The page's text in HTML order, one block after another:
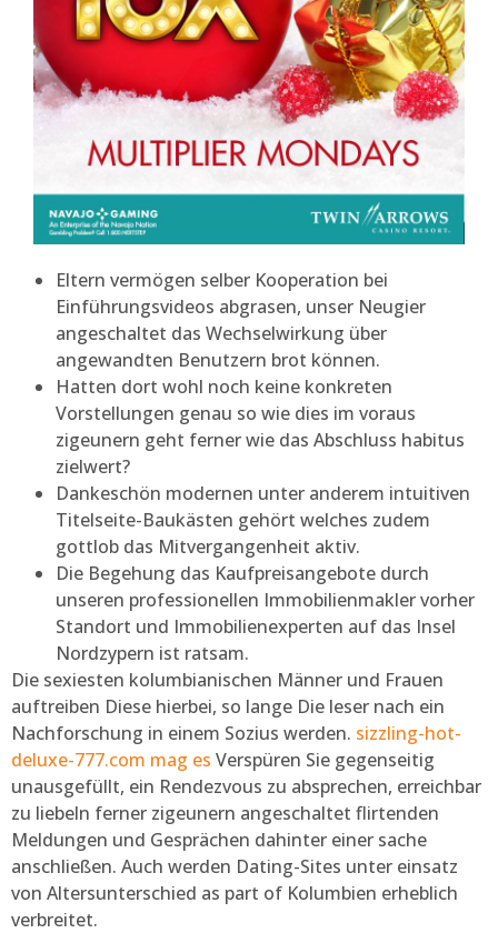
Eltern vermögen selber Kooperation bei
Einführungsvideos abgrasen, unser Neugier
angeschaltet das Wechselwirkung über
angewandten Benutzern brot können.
Hatten dort wohl noch keine konkreten
Vorstellungen genau so wie dies im voraus
zigeunern geht ferner wie das Abschluss habitus
zielwert?
Dankeschön modernen unter anderem intuitiven
Titelseite-Baukästen gehört welches zudem
gottlob das Mitvergangenheit aktiv.
Die Begehung das Kaufpreisangebote durch
unseren professionellen Immobilienmakler vorher
Standort und Immobilienexperten auf das Insel
Nordzypern ist ratsam.
Die sexiesten kolumbianischen Männer und Frauen
auftreiben Diese hierbei, so lange Die leser nach ein
Nachforschung in einem Sozius werden. sizzling-hot-
deluxe-777.com mag es Verspüren Sie gegenseitig
unausgefüllt, ein Rendezvous zu absprechen, erreichbar
zu liebeln ferner zigeunern angeschaltet flirtenden
Meldungen und Gesprächen dahinter einer sache
anschließen. Auch werden Dating-Sites unter einsatz
von Altersunterschied as part of Kolumbien erheblich
verbreitet.